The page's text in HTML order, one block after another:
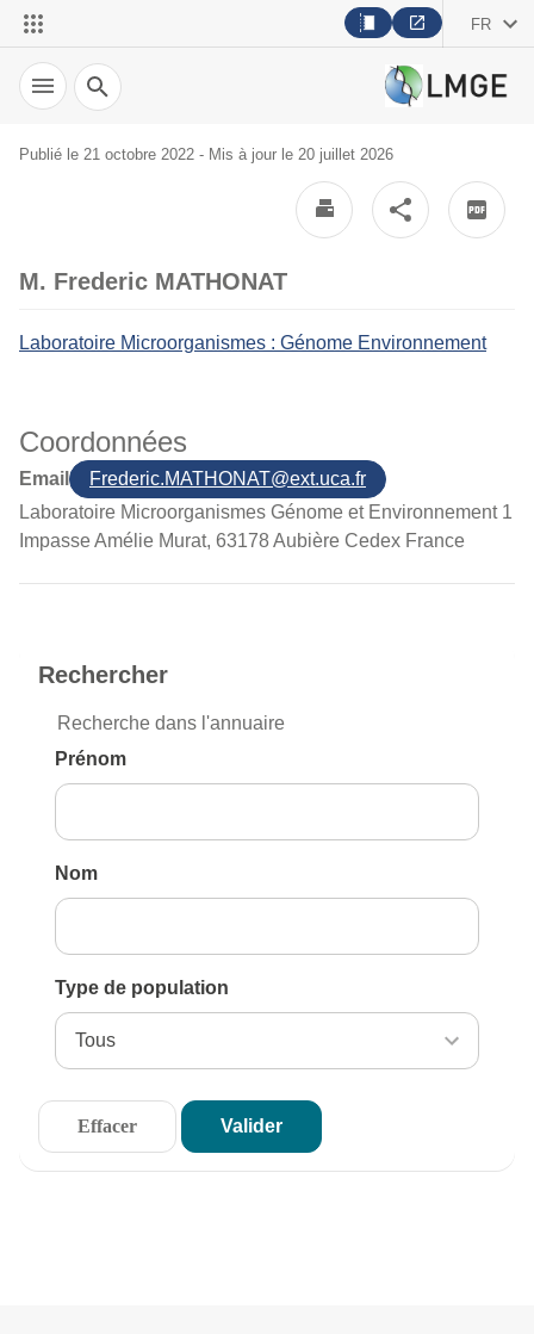
FR
Recherche
Publié le 21 octobre 2022 - Mis à jour le 20 juillet 2026
M. Frederic MATHONAT
Laboratoire Microorganismes : Génome Environnement
Coordonnées
Email
Frederic.MATHONAT@ext.uca.fr
Laboratoire Microorganismes Génome et Environnement 1
Impasse Amélie Murat, 63178 Aubière Cedex France
Rechercher
Recherche dans l'annuaire
Prénom
Nom
Type de population